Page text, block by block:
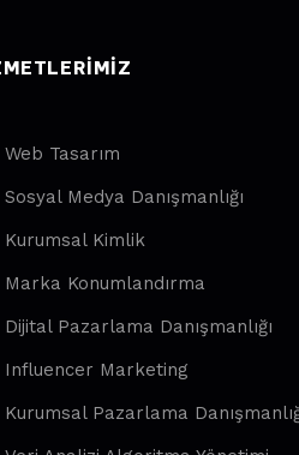
Web Tasarım
Sosyal Medya Danışmanlığı
Kurumsal Kimlik
Marka Konumlandırma
Dijital Pazarlama Danışmanlığı
Influencer Marketing
Kurumsal Pazarlama